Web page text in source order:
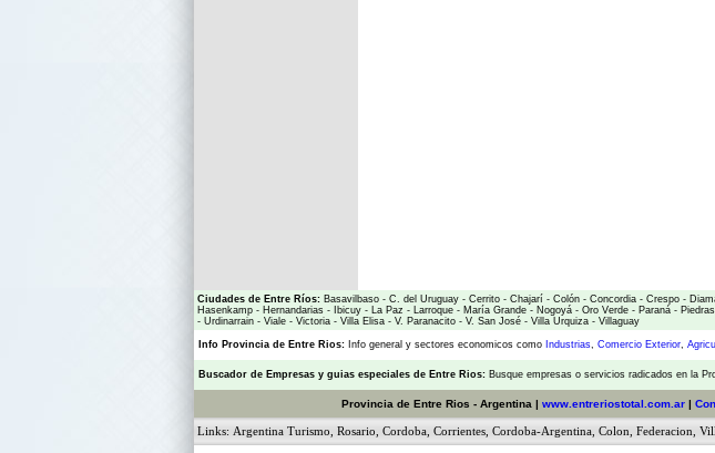
Ciudades de Entre Ríos: Basavilbaso - C. del Uruguay - Cerrito - Chajarí - Colón - Concordia - Crespo -
Hasenkamp - Hernandarias - Ibicuy - La Paz - Larroque - María Grande - Nogoyá - Oro Verde - Paraná -
- Urdinarrain - Viale - Victoria - Villa Elisa - V. Paranacito - V. San José - Villa Urquiza - Villaguay
Info Provincia de Entre Rios: Info general y sectores economicos como Industrias, Comercio Exterior,
Buscador de Empresas y guias especiales de Entre Rios: Busque empresas o servicios radicados en la
Provincia de Entre Rios - Argentina | www.entreriostotal.com.ar|
Links: Argentina Turismo Rosario Cordoba Corrientes Cordoba-Argentina Colon Federacion